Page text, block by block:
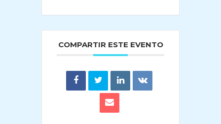
COMPARTIR ESTE EVENTO